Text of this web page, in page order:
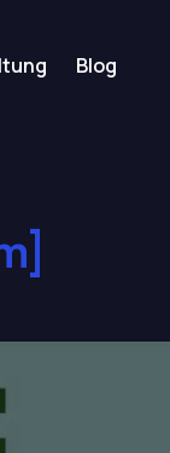
Blog